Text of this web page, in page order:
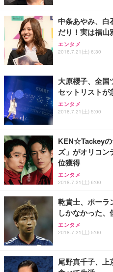
務用 おしゃれ パ
ANDWINT オフィ
ッシュ 通気性 ラ
ス圧無段階昇降
【MiniLED/
HOOTER Gaming
グモニター QD
アイリスオーヤマ
ュラー 200枚入【
中条あやみ、白
だり！実は福山
エンタメ
2018.7.21(土) 6:30
大原櫻子、全国
セットリストが
エンタメ
2018.7.21(土) 5:00
KEN☆Tackeyの
ズ」がオリコン
位獲得
エンタメ
2018.7.21(土) 6:00
乾貴士、ポーラ
しかなかった、
エンタメ
2018.7.21(土) 5:00
尾野真千子、上